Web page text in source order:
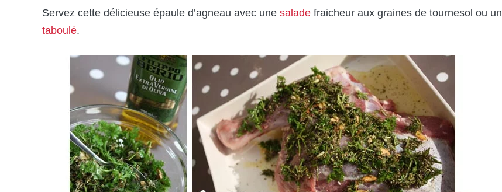
Servez cette délicieuse épaule d’agneau avec une salade fraicheur aux graines de tournesol ou un
taboulé.